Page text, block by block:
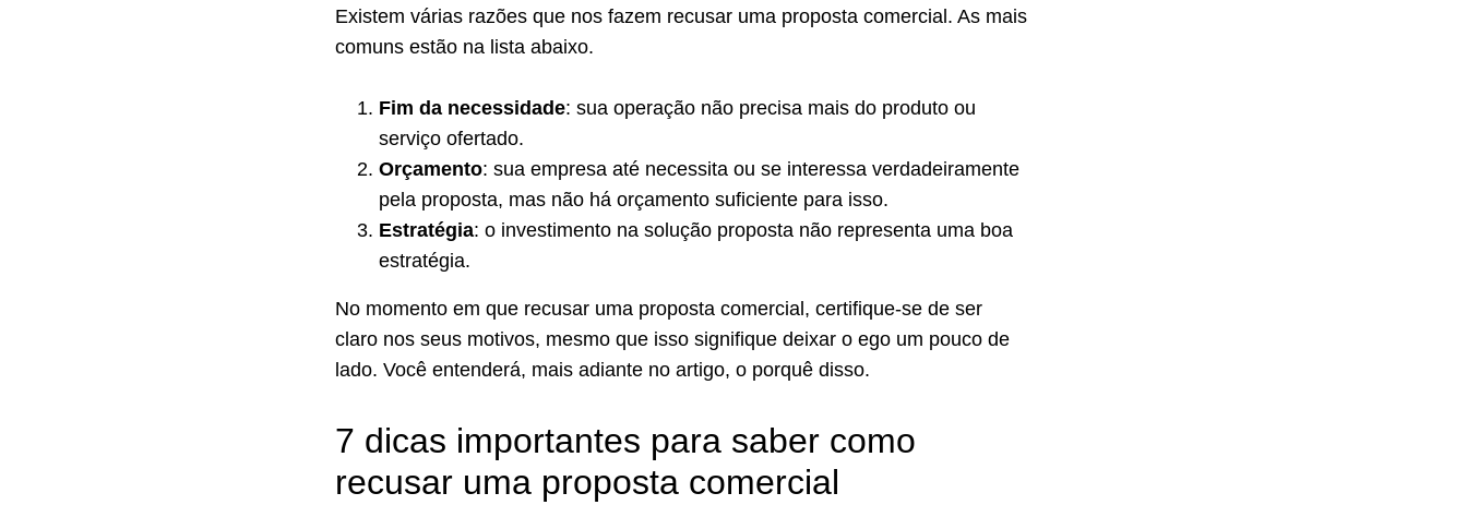
Existem várias razões que nos fazem recusar uma proposta comercial. As mais
comuns estão na lista abaixo.
Fim da necessidade: sua operação não precisa mais do produto ou
serviço ofertado.
Orçamento: sua empresa até necessita ou se interessa verdadeiramente
pela proposta, mas não há orçamento suficiente para isso.
Estratégia: o investimento na solução proposta não representa uma boa
estratégia.
No momento em que recusar uma proposta comercial, certifique-se de ser
claro nos seus motivos, mesmo que isso signifique deixar o ego um pouco de
lado. Você entenderá, mais adiante no artigo, o porquê disso.
7 dicas importantes para saber como
recusar uma proposta comercial